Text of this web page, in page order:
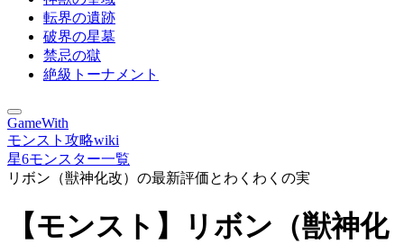
転界の遺跡
破界の星墓
禁忌の獄
絶級トーナメント
GameWith
モンスト攻略wiki
星6モンスター一覧
リボン（獣神化改）の最新評価とわくわくの実
【モンスト】リボン（獣神化